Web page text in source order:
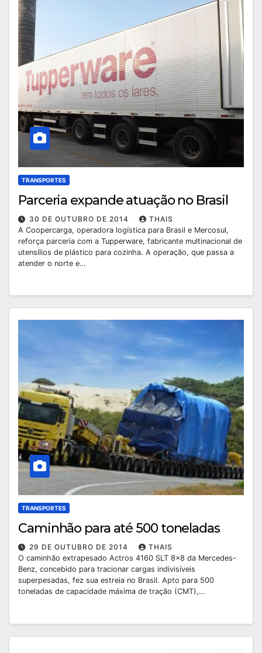
TRANSPORTES
Parceria expande atuação no Brasil
30 DE OUTUBRO DE 2014
THAIS
A Coopercarga, operadora logística para Brasil e Mercosul,
reforça parceria com a Tupperware, fabricante multinacional de
utensílios de plástico para cozinha. A operação, que passa a
atender o norte e…
TRANSPORTES
Caminhão para até 500 toneladas
29 DE OUTUBRO DE 2014
THAIS
O caminhão extrapesado Actros 4160 SLT 8×8 da Mercedes-
Benz, concebido para tracionar cargas indivisíveis
superpesadas, fez sua estreia no Brasil. Apto para 500
toneladas de capacidade máxima de tração (CMT),…